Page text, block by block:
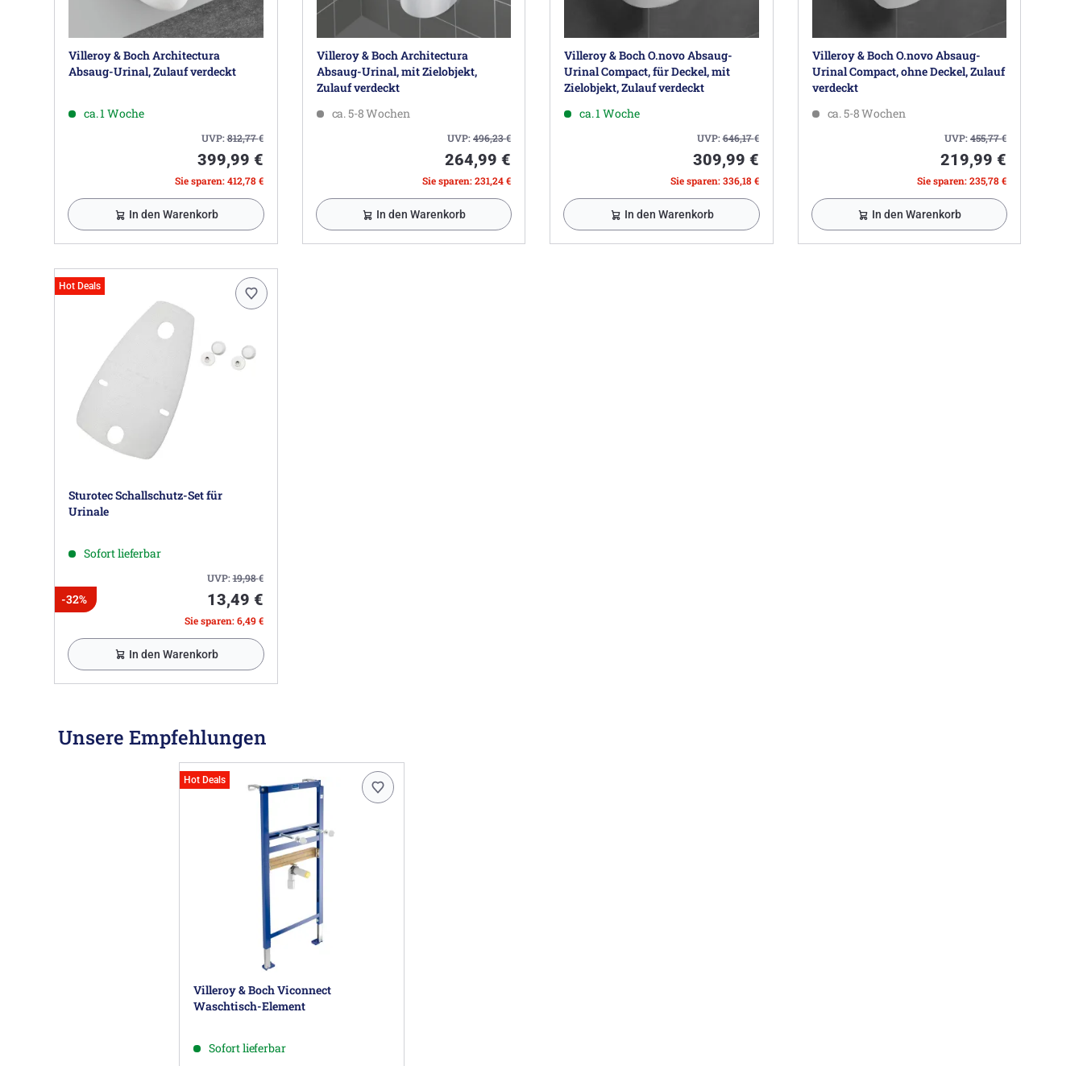
Villeroy & Boch Architectura
Absaug-Urinal, Zulauf verdeckt
ca. 1 Woche
UVP:812,77€
399,99 €
Sie sparen: 412,78 €
In den Warenkorb
Villeroy & Boch Architectura
Absaug-Urinal, mit Zielobjekt,
Zulauf verdeckt
ca. 5-8 Wochen
UVP:496,23€
264,99 €
Sie sparen: 231,24 €
In den Warenkorb
Villeroy & Boch O.novo Absaug-
Urinal Compact, für Deckel, mit
Zielobjekt, Zulauf verdeckt
ca. 1 Woche
UVP:646,17€
309,99 €
Sie sparen: 336,18 €
In den Warenkorb
Villeroy & Boch O.novo Absaug-
Urinal Compact, ohne Deckel, Zulauf
verdeckt
ca. 5-8 Wochen
UVP:455,77€
219,99 €
Sie sparen: 235,78 €
In den Warenkorb
Hot Deals
Sturotec Schallschutz-Set für
Urinale
Sofort lieferbar
UVP:19,98€
-32% 13,49 €
Sie sparen: 6,49 €
In den Warenkorb
Unsere Empfehlungen
Hot Deals
Villeroy & Boch Viconnect
Waschtisch-Element
Sofort lieferbar